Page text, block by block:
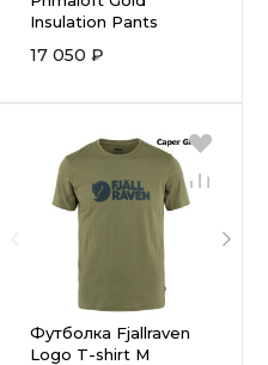
Insulation Pants
17 050 ₽
Футболка Fjallraven
Logo T-shirt M